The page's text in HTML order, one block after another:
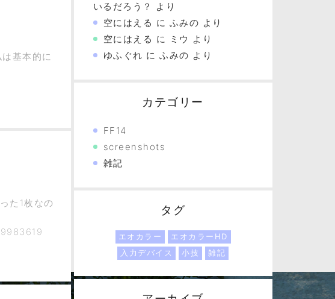
基本的に
た1枚なの
いるだろう？
より
空にはえる に ふみの より
空にはえる に ミウ より
ゆふぐれ に ふみの より
カテゴリー
FF14
screenshots
雑記
タグ
エオカラー
エオカラーHD
入力デバイス
小技 雑記